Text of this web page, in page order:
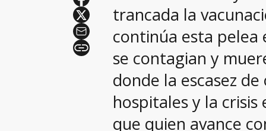
trancada la
continúa esta pelea
se contagian y
donde la escasez
hospitales y la
que quien avance